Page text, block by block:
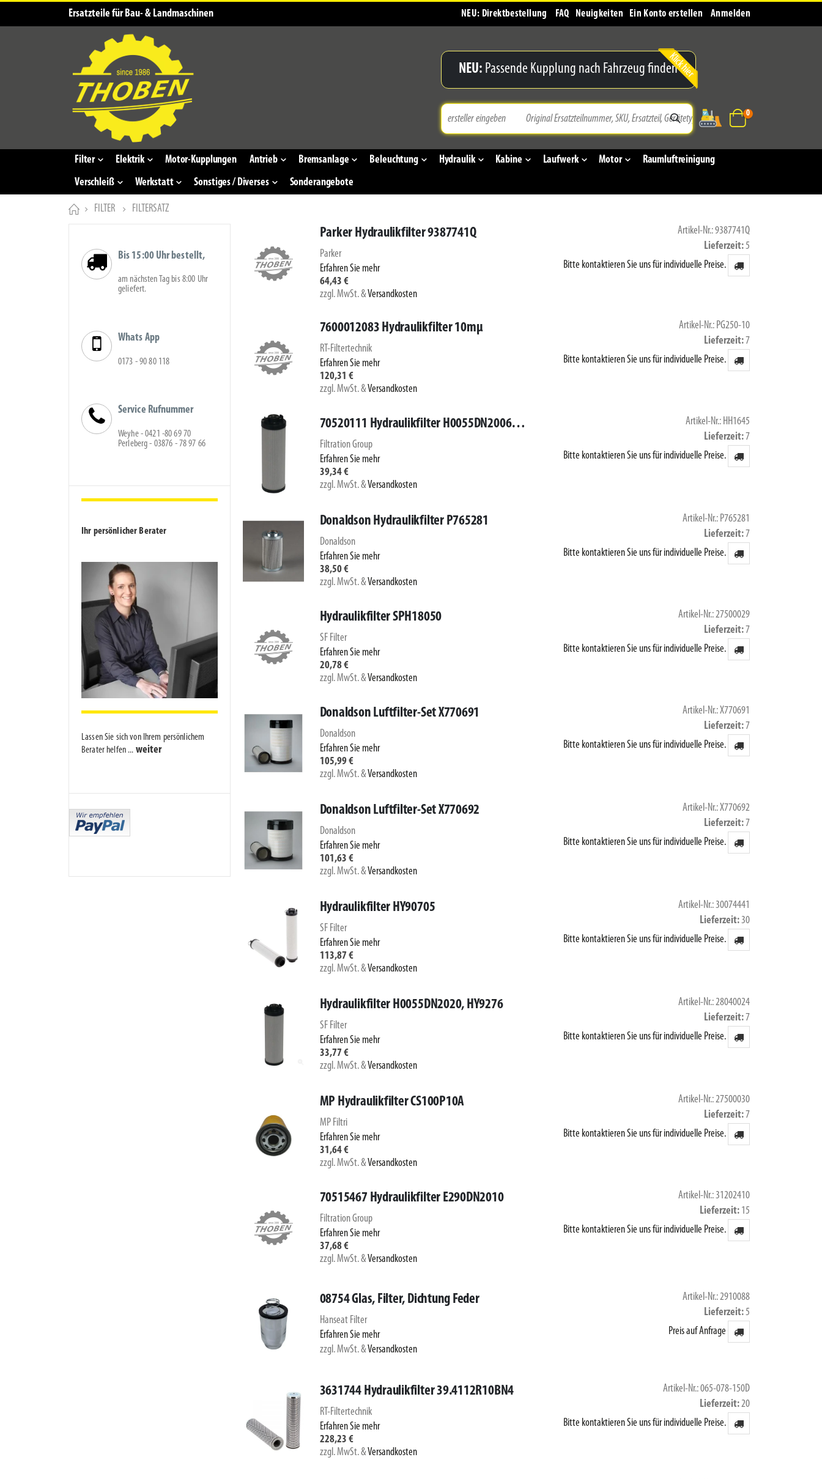
Ersatzteile für Bau- & Landmaschinen NEU: Direktbestellung FAQ Neuigkeiten Ein Konto erstellen Anmelden
NEU: Passende Kupplung nach Fahrzeug finden
Suche Warenkorb
0Artikel
Filter Elektrik Motor-Kupplungen Antrieb Bremsanlage Beleuchtung Hydraulik Kabine Laufwerk Motor
Raumluftreinigung
Verschleiß
Werkstatt Sonstiges / Diverses Sonderangebote
FILTER FILTERSATZ
Parker Hydraulikfilter 9387741Q
Parker
Erfahren Sie mehr
64,43 €
zzgl. MwSt.&Versandkosten
Artikel-Nr.: 9387741Q
Lieferzeit 5
Bitte kontaktieren Sie uns für individuelle Preise.
7600012083 Hydraulikfilter 10mµ
RT-Filtertechnik
Erfahren Sie mehr
120,31 €
zzgl. MwSt.&Versandkosten
Artikel-Nr.: PG250-10
Lieferzeit 7
Bitte kontaktieren Sie uns für individuelle Preise.
70520111 Hydraulikfilter H0055DN2006FKM
Filtration Group
Erfahren Sie mehr
39,34 €
zzgl. MwSt.&Versandkosten
Artikel-Nr.: HH1645
Lieferzeit 7
Bitte kontaktieren Sie uns für individuelle Preise.
Donaldson Hydraulikfilter P765281
Donaldson
Erfahren Sie mehr
38,50 €
zzgl. MwSt.&Versandkosten
Artikel-Nr.: P765281
Lieferzeit 7
Bitte kontaktieren Sie uns für individuelle Preise.
Hydraulikfilter SPH18050
SF Filter
Erfahren Sie mehr
20,78 €
zzgl. MwSt.&Versandkosten
Artikel-Nr.: 27500029
Lieferzeit 7
Bitte kontaktieren Sie uns für individuelle Preise.
Donaldson Luftfilter-Set X770691
Donaldson
Erfahren Sie mehr
105,99 €
zzgl. MwSt.&Versandkosten
Artikel-Nr.: X770691
Lieferzeit 7
Bitte kontaktieren Sie uns für individuelle Preise.
Donaldson Luftfilter-Set X770692
Donaldson
Erfahren Sie mehr
101,63 €
zzgl. MwSt.&Versandkosten
Artikel-Nr.: X770692
Lieferzeit 7
Bitte kontaktieren Sie uns für individuelle Preise.
Hydraulikfilter HY90705
SF Filter
Erfahren Sie mehr
113,87 €
zzgl. MwSt.&Versandkosten
Artikel-Nr.: 30074441
Lieferzeit 30
Bitte kontaktieren Sie uns für individuelle Preise.
Hydraulikfilter H0055DN2020, HY9276
SF Filter
Erfahren Sie mehr
33,77 €
zzgl. MwSt.&Versandkosten
Artikel-Nr.: 28040024
Lieferzeit 7
Bitte kontaktieren Sie uns für individuelle Preise.
MP Hydraulikfilter CS100P10A
MP Filtri
Erfahren Sie mehr
31,64 €
zzgl. MwSt.&Versandkosten
Artikel-Nr.: 27500030
Lieferzeit 7
Bitte kontaktieren Sie uns für individuelle Preise.
70515467 Hydraulikfilter E290DN2010
Filtration Group
Erfahren Sie mehr
37,68 €
zzgl. MwSt.&Versandkosten
Artikel-Nr.: 31202410
Lieferzeit 15
Bitte kontaktieren Sie uns für individuelle Preise.
08754 Glas, Filter, Dichtung Feder
Hanseat Filter
Erfahren Sie mehr
zzgl. MwSt.&Versandkosten
Artikel-Nr.: 2910088
Lieferzeit 5
Preis auf Anfrage
3631744 Hydraulikfilter 39.4112R10BN4
RT-Filtertechnik
Erfahren Sie mehr
228,23 €
zzgl. MwSt.&Versandkosten
Artikel-Nr.: 065-078-150D
Lieferzeit 20
Bitte kontaktieren Sie uns für individuelle Preise.
Bis 15:00 Uhr bestellt,
am nächsten Tag bis 8:00 Uhr
geliefert.
Whats App
0173 - 90 80 118
Service Rufnummer
Weyhe - 0421 -80 69 70
Perleberg - 03876 - 78 97 66
Ihr persönlicher Berater
Lassen Sie sich von Ihrem persönlichem
Berater helfen ... weiter